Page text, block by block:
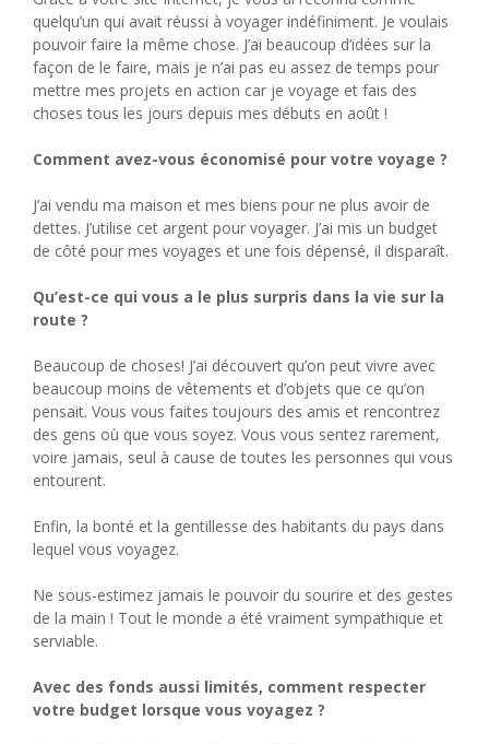
quelqu’un qui avait réussi à voyager indéfiniment. Je voulais
pouvoir faire la même chose. J’ai beaucoup d’idées sur la
façon de le faire, mais je n’ai pas eu assez de temps pour
mettre mes projets en action car je voyage et fais des
choses tous les jours depuis mes débuts en août !
Comment avez-vous économisé pour votre voyage ?
J’ai vendu ma maison et mes biens pour ne plus avoir de
dettes. J’utilise cet argent pour voyager. J’ai mis un budget
de côté pour mes voyages et une fois dépensé, il disparaît.
Qu’est-ce qui vous a le plus surpris dans la vie sur la
route ?
Beaucoup de choses! J’ai découvert qu’on peut vivre avec
beaucoup moins de vêtements et d’objets que ce qu’on
pensait. Vous vous faites toujours des amis et rencontrez
des gens où que vous soyez. Vous vous sentez rarement,
voire jamais, seul à cause de toutes les personnes qui vous
entourent.
Enfin, la bonté et la gentillesse des habitants du pays dans
lequel vous voyagez.
Ne sous-estimez jamais le pouvoir du sourire et des gestes
de la main ! Tout le monde a été vraiment sympathique et
serviable.
Avec des fonds aussi limités, comment respecter
votre budget lorsque vous voyagez ?